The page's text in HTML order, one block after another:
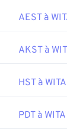
AEST à
AKST à
HST à WITA
PDT à WITA